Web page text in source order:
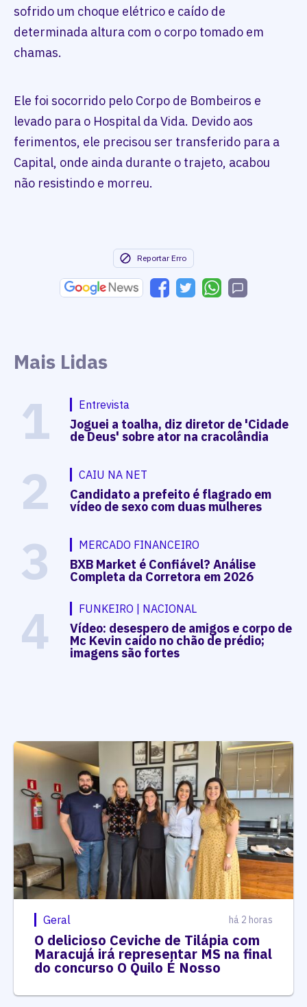
sofrido um choque elétrico e caído de
determinada altura com o corpo tomado em
chamas.
Ele foi socorrido pelo Corpo de Bombeiros e
levado para o Hospital da Vida. Devido aos
ferimentos, ele precisou ser transferido para a
Capital, onde ainda durante o trajeto, acabou
não resistindo e morreu.
Reportar Erro
Mais Lidas
1 Entrevista
Joguei a toalha, diz diretor de 'Cidade
de Deus' sobre ator na cracolândia
2 CAIU NA NET
Candidato a prefeito é flagrado em
vídeo de sexo com duas mulheres
3 MERCADO FINANCEIRO
BXB Market é Confiável? Análise
Completa da Corretora em 2026
4 FUNKEIRO | NACIONAL
Vídeo: desespero de amigos e corpo de
Mc Kevin caído no chão de prédio;
imagens são fortes
Geral há 2 horas
O delicioso Ceviche de Tilápia com
Maracujá irá representar MS na final
do concurso O Quilo É Nosso